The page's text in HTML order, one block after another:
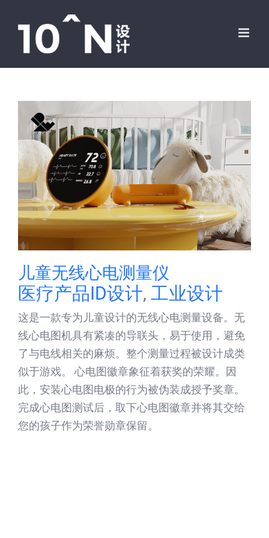
儿童无线心电测量仪
医疗产品ID设计, 工业设计
这是一款专为儿童设计的无线心电测量设备。无
线心电图机具有紧凑的导联头，易于使用，避免
了与电线相关的麻烦。整个测量过程被设计成类
似于游戏。 心电图徽章象征着获奖的荣耀。因
此，安装心电图电极的行为被伪装成授予奖章。
完成心电图测试后，取下心电图徽章并将其交给
您的孩子作为荣誉勋章保留。